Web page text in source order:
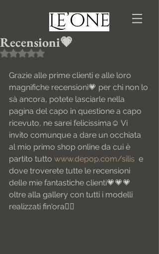
Recensioni💗
Valutazione NaN stelle su 5.
Grazie alle prime clienti e alle loro
magnifiche recensioni💗 per chi non lo
sà ancora, potete lasciarle nella
pagina del capo in questione a capo
ricevuto, ne sarei felicissima☺️ Vi
invito comunque a dare un occhiata
al mio primo shop online da cui è
partito tutto www.depop.com/silis e
dove troverete tutte le recensioni
delle mie fantastiche clienti💗💗💗
oltre alla gallery con tutti i modelli
realizzati fin'ora👌🏻